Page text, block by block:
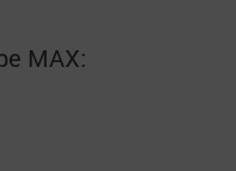
MАХ: